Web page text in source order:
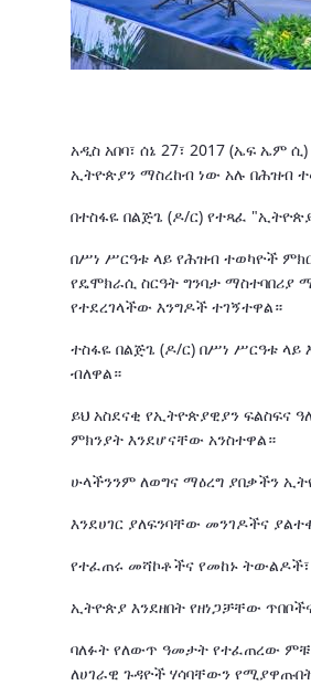
አዲስ አበባ፣ ሰኔ 27፣ 2017 (ኤፍ
ኢትዮጵያን ማስረከብ ነው አሉ በሕዝብ
በተስፋዬ በልጅጌ (ዶ/ር) የተጻፈ
በሥነ ሥርዓቱ ላይ የሕዝብ ተወካዮች
የዴሞክራሲ ስርዓት ግንባታ
የተደረገላችው እንግዶች ተገኝተዋል።
ተስፋዬ በልጅጌ (ዶ/ር) በሥነ ሥርዓቱ ላይ
ብለዋል።
ይህ አስደናቂ የኢትዮጵያዊያን
ምክንያት እንደሆናቸው አንስተዋል።
ሁላችንንም ለወግና ማዕረግ ያበቃችን
እንደሀገር ያለፍንባቸው መንገዶችና
የተፈጠሩ መሻኮቶችና የመከኑ
ኢትዮጵያ እንደዘበት የዘነጋቻቸው
ባለፉት የለውጥ ዓመታት የተፈጠረው ምቹ
ለሀገራዊ ጉዳዮች ሃሳባቸውን